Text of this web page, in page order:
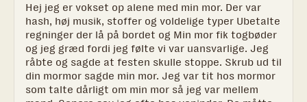
Hej jeg er vokset op alene med min mor. Der var
hash, høj musik, stoffer og voldelige typer Ubetalte
regninger der lå på bordet og Min mor fik togbøder
og jeg græd fordi jeg følte vi var uansvarlige. Jeg
råbte og sagde at festen skulle stoppe. Skrub ud til
din mormor sagde min mor. Jeg var tit hos mormor
som talte dårligt om min mor så jeg var mellem